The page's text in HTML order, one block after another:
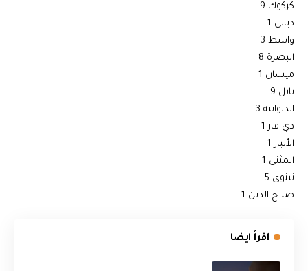
كركوك 9
ديالى 1
واسط 3
البصرة 8
ميسان 1
بابل 9
الديوانية 3
ذي قار 1
الأنبار 1
المثنى 1
نينوى 5
صلاح الدين 1
اقرأ ايضا